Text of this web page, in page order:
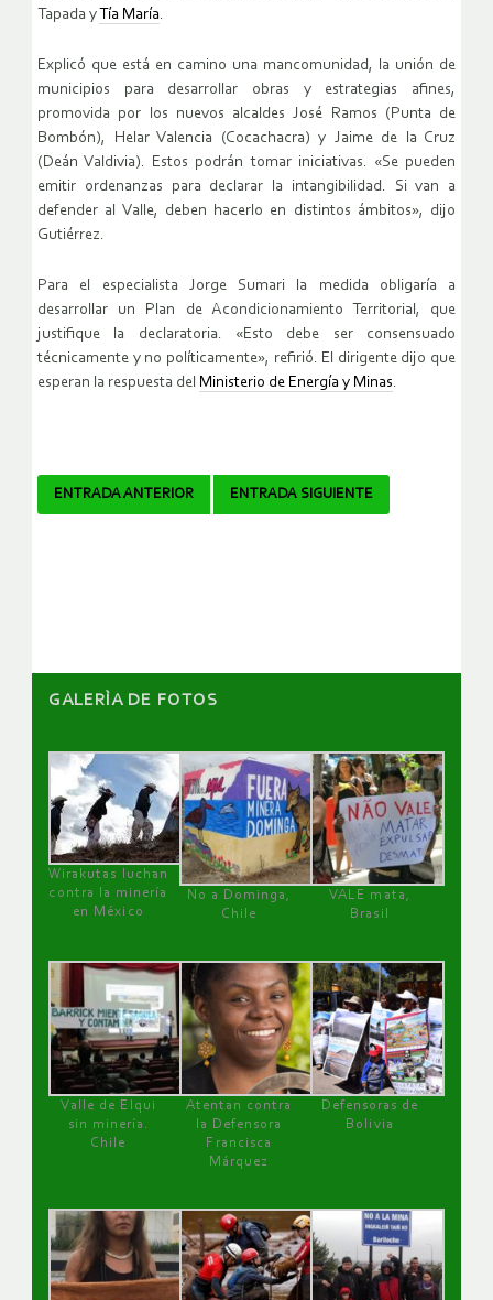
Tapada y
Tía María.
Explicó que está en camino una mancomunidad, la unión de
municipios para desarrollar obras y estrategias afines,
promovida por los nuevos alcaldes José Ramos (Punta de
Bombón), Helar Valencia (Cocachacra) y Jaime de la Cruz
(Deán Valdivia). Estos podrán tomar iniciativas. «Se pueden
emitir ordenanzas para declarar la intangibilidad. Si van a
defender al Valle, deben hacerlo en distintos ámbitos», dijo
Gutiérrez.
Para el especialista Jorge Sumari la medida obligaría a
desarrollar un Plan de Acondicionamiento Territorial, que
justifique la declaratoria. «Esto debe ser consensuado
técnicamente y no políticamente», refirió. El dirigente dijo que
esperan la respuesta del Ministerio de Energía y Minas.
Navegador
ENTRADA ANTERIOR ENTRADA SIGUIENTE
GALERÌA DE FOTOS
Wirakutas luchan
contra la minería
en México
No a Dominga,
Chile
VALE mata,
Brasil
Valle de Elqui
sin minería.
Chile
Atentan contra
la Defensora
Francisca
Márquez
Defensoras de
Bolivia